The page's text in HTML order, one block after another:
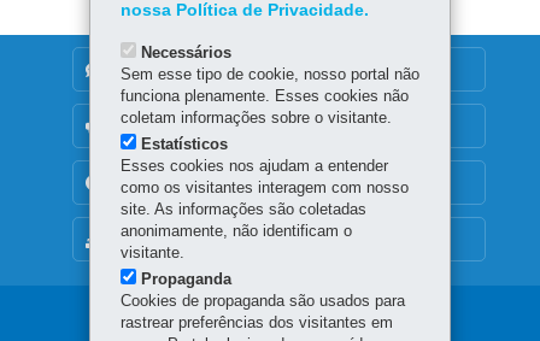
MAPA DO SITE
DENUNCIE CORRUPÇÃO
OUVIDORIA
TRANSPARÊNCIA INSTITUCIONAL
Navegação
nossa Política de Privacidade.
Necessários
Sem esse tipo de cookie, nosso portal não
funciona plenamente. Esses cookies não
coletam informações sobre o visitante.
Estatísticos
Esses cookies nos ajudam a entender
como os visitantes interagem com nosso
site. As informações são coletadas
anonimamente, não identificam o
visitante.
Propaganda
Cookies de propaganda são usados para
rastrear preferências dos visitantes em